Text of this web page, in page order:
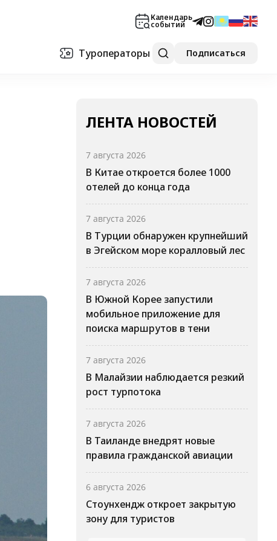
Календарь
событий
Туроператоры Подписаться
ЛЕНТА НОВОСТЕЙ
7 августа 2026
В Китае откроется более 1000
отелей до конца года
7 августа 2026
В Турции обнаружен крупнейший
в Эгейском море коралловый лес
7 августа 2026
В Южной Корее запустили
мобильное приложение для
поиска маршрутов в тени
7 августа 2026
В Малайзии наблюдается резкий
рост турпотока
7 августа 2026
В Таиланде внедрят новые
правила гражданской авиации
6 августа 2026
Стоунхендж откроет закрытую
зону для туристов